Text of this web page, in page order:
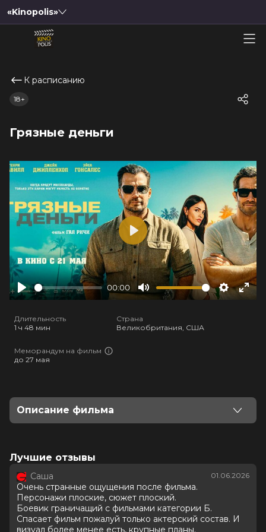
«Kinopolis»
К расписанию
Грязные деньги
18+
Play
00:00
Mute Settings
Play
Длительность
1 ч 48 мин
Страна
Великобритания, США
Меморандум на фильм
до 27 мая
Описание фильма
управлением проницательной Рэйчел получает
их соратники начинают воплощать стратегию
давления на афериста, а затем отправляются на
остров Салазара, где проявляют все свои навыки
обращения с оружием и взрывчаткой. Однако
внезапно ситуация выходит из-под контроля.
Лучшие отзывы
Саша 01.06.2026
Очень странные ощущения после фильма.
Персонажи плоские, сюжет плоский.
Боевик граничащий с фильмами категории Б.
Спасает фильм пожалуй только актерский состав. И
визуал более менее есть, крупные планы.